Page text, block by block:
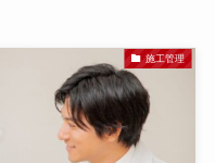
施工管理